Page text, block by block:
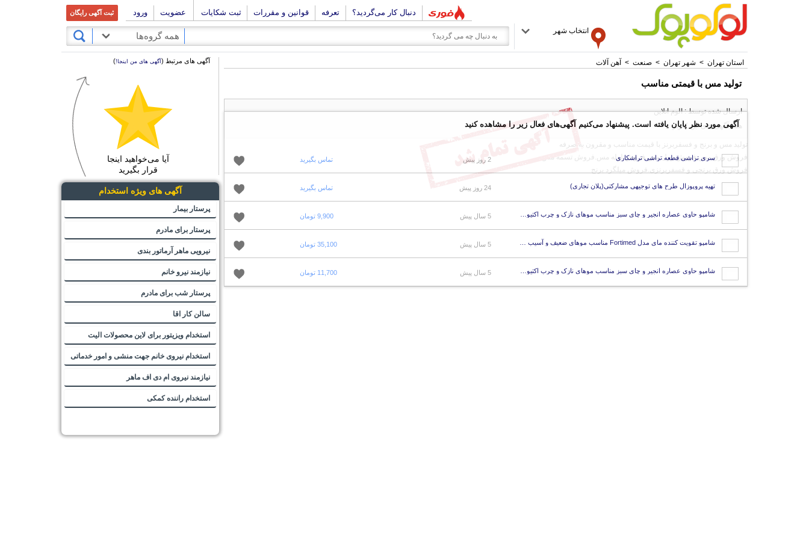
دنبال کار می‌گردید؟ تعرفه قوانین و مقررات ثبت شکایات عضویت ورود ثبت آگهی رایگان
انتخاب شهر
همه گروه‌ها
استان تهران > شهر تهران > صنعت > آهن آلات
تولید مس با قیمتی مناسب
ارسال شده توسط : الوم انلاین
همه آگهی های این کاربر
تولید مس و برنج و فسفربرنز با قیمت مناسب و مقرون به صرفه
فروش ورق مس.فروش رول مس.فروش لوله مس.فروش تسمه مس
فروش ورق برنجی و فسفربرنزی.فروش میلگرد برنج
آگهی مورد نظر پایان یافته است. پیشنهاد می‌کنیم آگهی‌های فعال زیر را مشاهده کنید
سری تراشی قطعه تراشی تراشکاری 2 روز پیش تماس بگیرید
تهیه پروپوزال طرح های توجیهی مشارکتی(پلان تجاری) 24 روز پیش تماس بگیرید
5 سال پیش 9,900 تومان
5 سال پیش 35,100 تومان
5 سال پیش 11,700 تومان
آگهی های مرتبط (آگهی های من اینجا!)
آیا می‌خواهید اینجا
قرار بگیرید
آگهی های ویژه استخدام
پرستار بیمار
پرستار برای مادرم
نیرویی ماهر آرماتور بندی
نیازمند نیرو خانم
پرستار شب برای مادرم
سالن کار اقا
استخدام ویزیتور برای لاین محصولات الیت
استخدام نیروی خانم جهت منشی و امور خدماتی
نیازمند نیروی ام دی اف ماهر
استخدام راننده کمکی